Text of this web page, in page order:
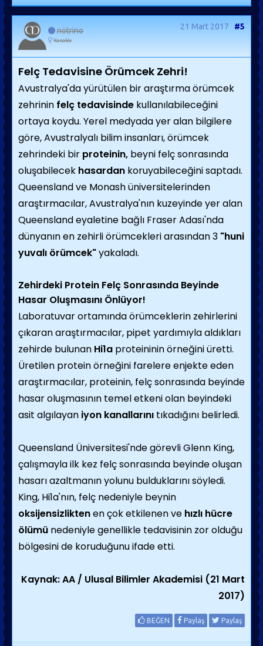
nötrino
Yasaklı
21 Mart 2017 #5
Felç Tedavisine Örümcek Zehri!
Avustralya'da yürütülen bir araştırma örümcek
zehrinin felç tedavisinde kullanılabileceğini
ortaya koydu. Yerel medyada yer alan bilgilere
göre, Avustralyalı bilim insanları, örümcek
zehrindeki bir proteinin, beyni felç sonrasında
oluşabilecek hasardan koruyabileceğini saptadı.
Queensland ve Monash üniversitelerinden
araştırmacılar, Avustralya'nın kuzeyinde yer alan
Queensland eyaletine bağlı Fraser Adası'nda
dünyanın en zehirli örümcekleri arasından 3 "huni
yuvalı örümcek"yakaladı.
Zehirdeki Protein Felç Sonrasında Beyinde
Hasar Oluşmasını Önlüyor!
Laboratuvar ortamında örümceklerin zehirlerini
çıkaran araştırmacılar, pipet yardımıyla aldıkları
zehirde bulunan Hi1a proteininin örneğini üretti.
Üretilen protein örneğini farelere enjekte eden
araştırmacılar, proteinin, felç sonrasında beyinde
hasar oluşmasının temel etkeni olan beyindeki
asit algılayan iyon kanallarını tıkadığını belirledi.
Queensland Üniversitesi'nde görevli Glenn King,
çalışmayla ilk kez felç sonrasında beyinde oluşan
hasarı azaltmanın yolunu bulduklarını söyledi.
King, Hi1a'nın, felç nedeniyle beynin
oksijensizliktenen çok etkilenen ve hızlı hücre
ölümü nedeniyle genellikle tedavisinin zor olduğu
bölgesini de koruduğunu ifade etti.
Kaynak: AA / Ulusal Bilimler Akademisi (21 Mart
2017)
BEĞEN Paylaş Paylaş